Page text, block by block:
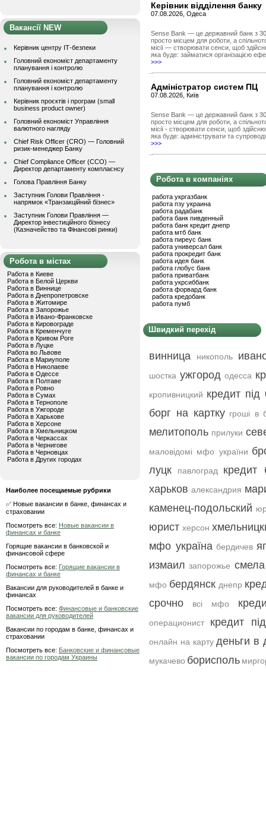
Вакансії NEW
Керівник центру ІТ-безпеки
Головний економіст департаменту
планування і контролю
Головний економіст департаменту
планування і контролю
Керівник проєктів і програм (small
business product owner)
Головний економіст Управління
валютного нагляду
Chief Risk Officer (CRO) — Головний
ризик-менеджер Банку
Chief Compliance Officer (CCO) —
Директор департаменту комплаєнсу
Голова Правління Банку
Заступник Голови Правління -
напрямок «Транзакційний бізнес»
Заступник Голови Правління —
Директор інвестиційного бізнесу
(Казначейство та Фінансові ринки)
Робота в містах
Работа в Киеве
Работа в Белой Церкви
Работа в Виннице
Работа в Днепропетровске
Работа в Житомире
Работа в Запорожье
Работа в Ивано-Франковске
Работа в Кировограде
Работа в Кременчуге
Работа в Кривом Роге
Работа в Луцке
Работа во Львове
Работа в Мариуполе
Работа в Николаеве
Работа в Одессе
Работа в Полтаве
Работа в Ровно
Работа в Сумах
Работа в Тернополе
Работа в Ужгороде
Работа в Харькове
Работа в Херсоне
Работа в Хмельницком
Работа в Черкассах
Работа в Чернигове
Работа в Черновцах
Работа в Других городах
Наиболее посещаемые рубрики
✅ Новые вакансии в банке, финансах и
страховании
Посмотреть все: Новые вакансии в
финансах и банке
Горящие вакансии в банковской и
финансовой сфере
Посмотреть все: Горящие вакансии в
финансах и банке
Вакансии для руководителей в банке и
финансах
Посмотреть все: Финансовые и банковские
вакансии для руководителей
Вакансии по городам в банке, финансах и
страховании
Посмотреть все: Банковские и финансовые
вакансии по городам Украины
Керівник відділення банку
07.08.2026, Одеса
Sense Bank — це державний банк з
просто місцем для роботи, а
місії — створювати сенси, щоб
яка буде: займатися організацією
>>>
Адміністратор систем ПЦ
07.08.2026, Київ
Sense Bank — це державний банк з
просто місцем для роботи, а
місії - створювати сенси, щоб
яка буде: адмініструвати та
>>>
Робота в компаніях
работа укргазбанк
работа пзу украина
работа радабанк
работа банк пивденный
работа банк кредит днепр
работа мтб банк
работа пиреус банк
работа универсал банк
работа прокредит банк
работа идея банк
работа глобус банк
работа приватбанк
работа укрсиббанк
работа форвард банк
работа кредобанк
работа пумб
Швидкий перехід
винница никополь
шостка ужгород одесса
кропивницкий кредит під
борг на картку гроші в
мелитополь прилуки
маловідомі мфо україни
луцк
павлоград
кредит
харьков александрия
каменец-подольский
юрист херсон
мфо україна бердичев
измаил запорожье смела
мфо бердянск днепр
срочно
всі мфо
операционист кредит
онлайн на карту деньги в
мукачево борисполь